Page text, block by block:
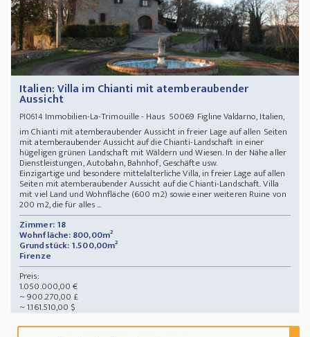
Italien: Villa im Chianti mit atemberaubender
Aussicht
PI0614Immobilien-La-Trimouille - Haus 50069 Figline Valdarno, Italien,
im Chianti mit atemberaubender Aussicht in freier Lage auf allen Seiten
mit atemberaubender Aussicht auf die Chianti-Landschaft in einer
hügeligen grünen Landschaft mit Wäldern und Wiesen. In der Nähe aller
Dienstleistungen, Autobahn, Bahnhof, Geschäfte usw.
Einzigartige und besondere mittelalterliche Villa, in freier Lage auf allen
Seiten mit atemberaubender Aussicht auf die Chianti-Landschaft. Villa
mit viel Land und Wohnfläche (600 m2) sowie einer weiteren Ruine von
200 m2, die für alles ...
Zimmer: 18
Wohnfläche: 800,00m²
Grundstück: 1.500,00m²
Firenze
Preis:
1.050.000,00 €
~ 900.270,00 £
~ 1.161.510,00 $